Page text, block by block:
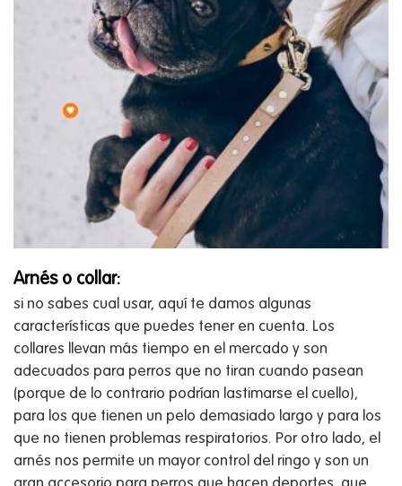
Arnés o collar:
si no sabes cual usar, aquí te damos algunas
características que puedes tener en cuenta. Los
collares llevan más tiempo en el mercado y son
adecuados para perros que no tiran cuando pasean
(porque de lo contrario podrían lastimarse el cuello),
para los que tienen un pelo demasiado largo y para los
que no tienen problemas respiratorios. Por otro lado, el
arnés nos permite un mayor control del ringo y son un